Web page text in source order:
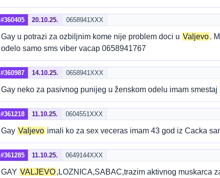
#360405 20.10.25. 0658941XXX
Gay u potrazi za ozbiljnim kome nije problem doci u Valjevo.
odelo samo sms viber vacap 0658941767
#360987 14.10.25. 0658941XXX
Gay neko za pasivnog punijeg u ženskom odelu imam smestaj
#361218 11.10.25. 0604551XXX
Gay Valjevo imali ko za sex veceras imam 43 god iz Cacka
#361285 11.10.25. 0649144XXX
GAY VALJEVO,LOZNICA,SABAC,trazim aktivnog muskarca